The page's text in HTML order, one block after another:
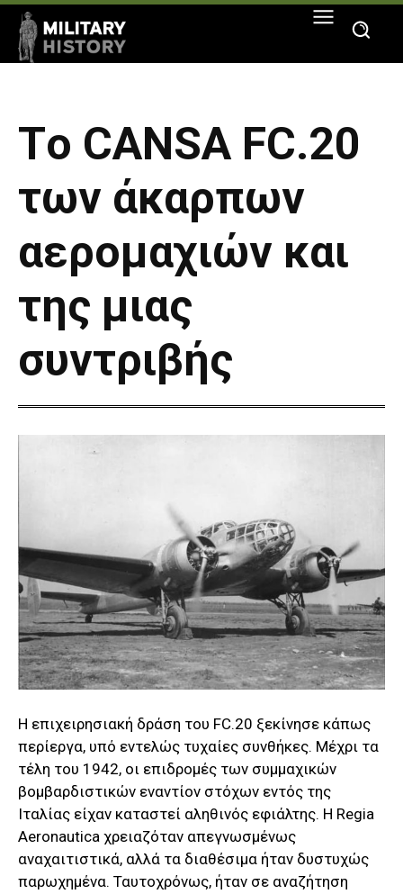
Tο CANSA FC.20
των άκαρπων
αερομαχιών και
της μιας
συντριβής
Η επιχειρησιακή δράση του FC.20 ξεκίνησε κάπως
περίεργα, υπό εντελώς τυχαίες συνθήκες. Μέχρι τα
τέλη του 1942, οι επιδρομές των συμμαχικών
βομβαρδιστικών εναντίον στόχων εντός της
Ιταλίας είχαν καταστεί αληθινός εφιάλτης. Η Regia
Aeronautica χρειαζόταν απεγνωσμένως
αναχαιτιστικά, αλλά τα διαθέσιμα ήταν δυστυχώς
παρωχημένα. Ταυτοχρόνως, ήταν σε αναζήτηση